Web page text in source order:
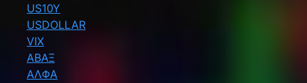
US10Y
USDOLLAR
VIX
ΑΒΑΞ
ΑΛΦΑ